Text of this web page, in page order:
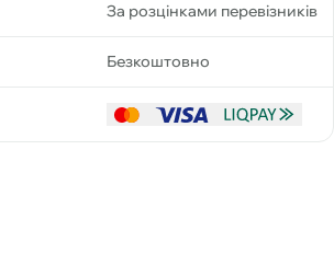
За розцінками перевізників
Безкоштовно